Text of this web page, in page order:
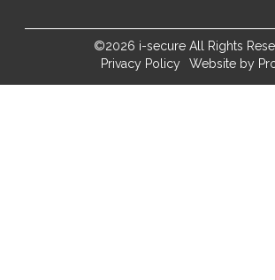
©2026 i-secure All Rights
Privacy Policy
Website by